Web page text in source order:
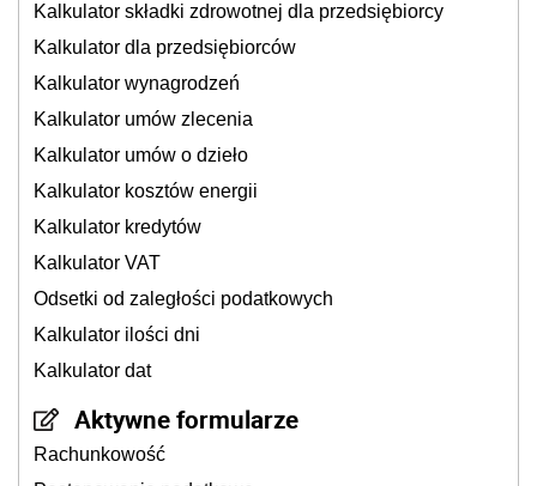
Kalkulator składki zdrowotnej dla przedsiębiorcy
Kalkulator dla przedsiębiorców
Kalkulator wynagrodzeń
Kalkulator umów zlecenia
Kalkulator umów o dzieło
Kalkulator kosztów energii
Kalkulator kredytów
Kalkulator VAT
Odsetki od zaległości podatkowych
Kalkulator ilości dni
Kalkulator dat
Aktywne formularze
Rachunkowość